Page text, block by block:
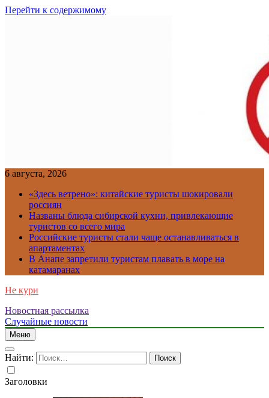
Перейти к содержимому
6 августа, 2026
«Здесь ветрено»: китайские туристы шокировали
россиян
Названы блюда сибирской кухни, привлекающие
туристов со всего мира
Российские туристы стали чаще останавливаться в
апартаментах
В Анапе запретили туристам плавать в море на
катамаранах
Не кури
Новостная рассылка
Случайные новости
Меню
Найти:
Заголовки